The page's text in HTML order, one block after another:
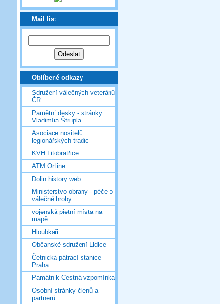
Mail list
Oblíbené odkazy
Sdružení válečných veteránů
ČR
Pamětní desky - stránky
Vladimíra Štrupla
Asociace nositelů
legionářských tradic
KVH Litobratřice
ATM Online
Dolin history web
Ministerstvo obrany - péče o
válečné hroby
vojenská pietní místa na
mapě
Hloubkaři
Občanské sdružení Lidice
Četnická pátrací stanice
Praha
Památník Čestná vzpomínka
Osobní stránky členů a
partnerů